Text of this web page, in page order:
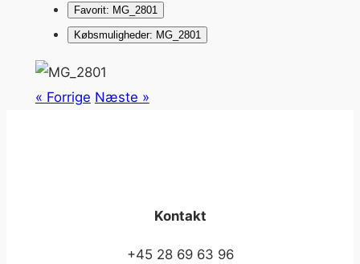
Favorit: MG_2801
Købsmuligheder: MG_2801
« Forrige Næste »
Kontakt
+45 28 69 63 96